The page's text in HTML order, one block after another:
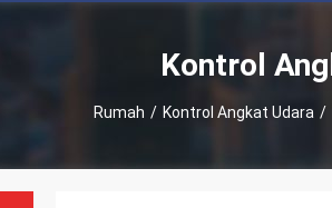
Kontrol
Rumah / Kontrol Angkat Udara /